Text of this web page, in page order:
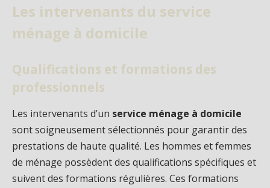
Les intervenants du service
ménage à domicile
Qualifications et formations des
professionnels
Les intervenants d’un service ménage à domicile
sont soigneusement sélectionnés pour garantir des
prestations de haute qualité. Les hommes et femmes
de ménage possèdent des qualifications spécifiques et
suivent des formations régulières. Ces formations